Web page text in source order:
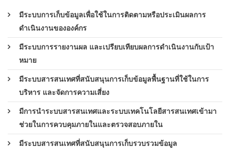
มีระบบการเก็บข้อมูลเพื่อใช้ในการติดตามหรือประเมินผลการ
ดำเนินงานขององค์กร
มีระบบการรายงานผล และเปรียบเทียบผลการดำเนินงานกับเป้า
หมาย
มีระบบสารสนเทศที่สนับสนุนการเก็บข้อมูลพื้นฐานที่ใช้ในการ
บริหาร และจัดการความเสี่ยง
มีการนำระบบสารสนเทศและระบบเทคโนโลยีสารสนเทศเข้ามา
ช่วยในการควบคุมภายในและตรวจสอบภายใน
มีระบบสารสนเทศที่สนับสนุนการเก็บรวบรวมข้อมูล